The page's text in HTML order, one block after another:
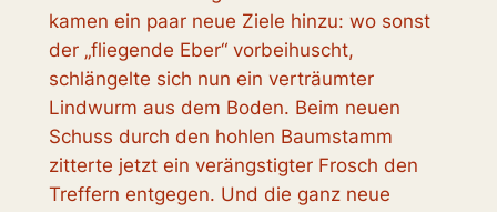
kamen ein paar neue Ziele hinzu: wo sonst
der „fliegende Eber“ vorbeihuscht,
schlängelte sich nun ein verträumter
Lindwurm aus dem Boden. Beim neuen
Schuss durch den hohlen Baumstamm
zitterte jetzt ein verängstigter Frosch den
Treffern entgegen. Und die ganz neue